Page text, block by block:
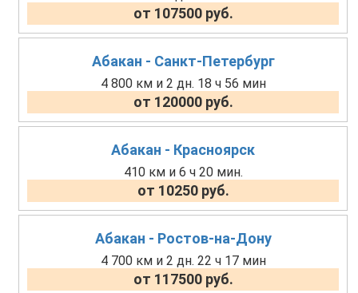
от 107500 руб.
Абакан - Санкт-Петербург
4 800 км и 2 дн. 18 ч 56 мин
от 120000 руб.
Абакан - Красноярск
410 км и 6 ч 20 мин.
от 10250 руб.
Абакан - Ростов-на-Дону
4 700 км и 2 дн. 22 ч 17 мин
от 117500 руб.